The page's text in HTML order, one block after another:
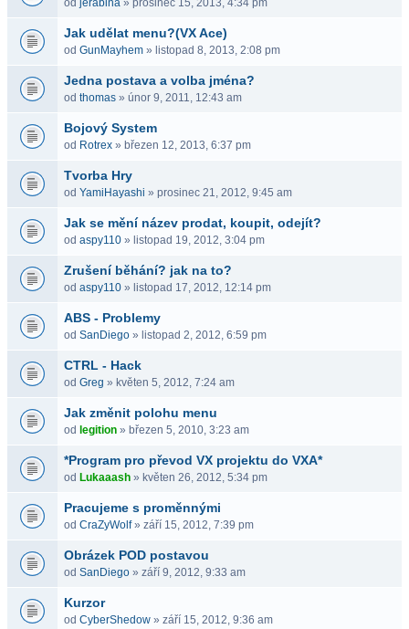
od jerabina » prosinec 15, 2013, 4:34 pm
Jak udělat menu?(VX Ace)
od GunMayhem » listopad 8, 2013, 2:08 pm
Jedna postava a volba jména?
od thomas » únor 9, 2011, 12:43 am
Bojový System
od Rotrex » březen 12, 2013, 6:37 pm
Tvorba Hry
od YamiHayashi » prosinec 21, 2012, 9:45 am
Jak se mění název prodat, koupit, odejít?
od aspy110 » listopad 19, 2012, 3:04 pm
Zrušení běhání? jak na to?
od aspy110 » listopad 17, 2012, 12:14 pm
ABS - Problemy
od SanDiego » listopad 2, 2012, 6:59 pm
CTRL - Hack
od Greg » květen 5, 2012, 7:24 am
Jak změnit polohu menu
od legition » březen 5, 2010, 3:23 am
*Program pro převod VX projektu do VXA*
od Lukaaash » květen 26, 2012, 5:34 pm
Pracujeme s proměnnými
od CraZyWolf» září 15, 2012, 7:39 pm
Obrázek POD postavou
od SanDiego » září 9, 2012, 9:33 am
Kurzor
od CyberShedow » září 15, 2012, 9:36 am